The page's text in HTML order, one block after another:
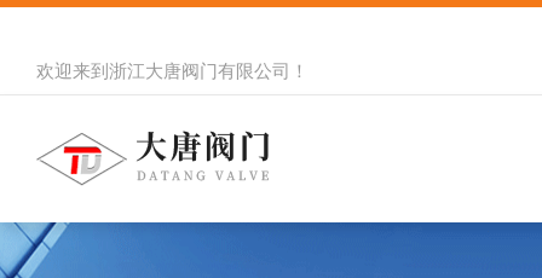
欢迎来到 浙江大唐阀门有限公司 ！